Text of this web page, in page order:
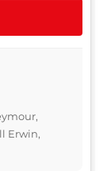
Erwin,